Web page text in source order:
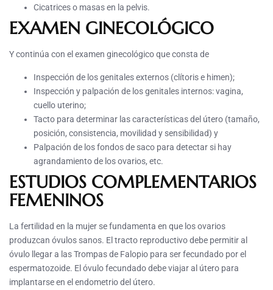
Cicatrices o masas en la pelvis.
EXAMEN GINECOLÓGICO
Y continúa con el examen ginecológico que consta de
Inspección de los genitales externos (clítoris e himen);
Inspección y palpación de los genitales internos: vagina,
cuello uterino;
Tacto para determinar las características del útero (tamaño,
posición, consistencia, movilidad y sensibilidad) y
Palpación de los fondos de saco para detectar si hay
agrandamiento de los ovarios, etc.
ESTUDIOS COMPLEMENTARIOS
FEMENINOS
La fertilidad en la mujer se fundamenta en que los ovarios
produzcan óvulos sanos. El tracto reproductivo debe permitir al
óvulo llegar a las Trompas de Falopio para ser fecundado por el
espermatozoide. El óvulo fecundado debe viajar al útero para
implantarse en el endometrio del útero.